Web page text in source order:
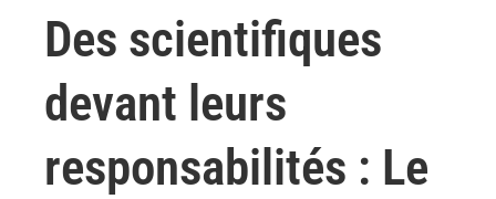
Des scientifiques
devant leurs
responsabilités : Le